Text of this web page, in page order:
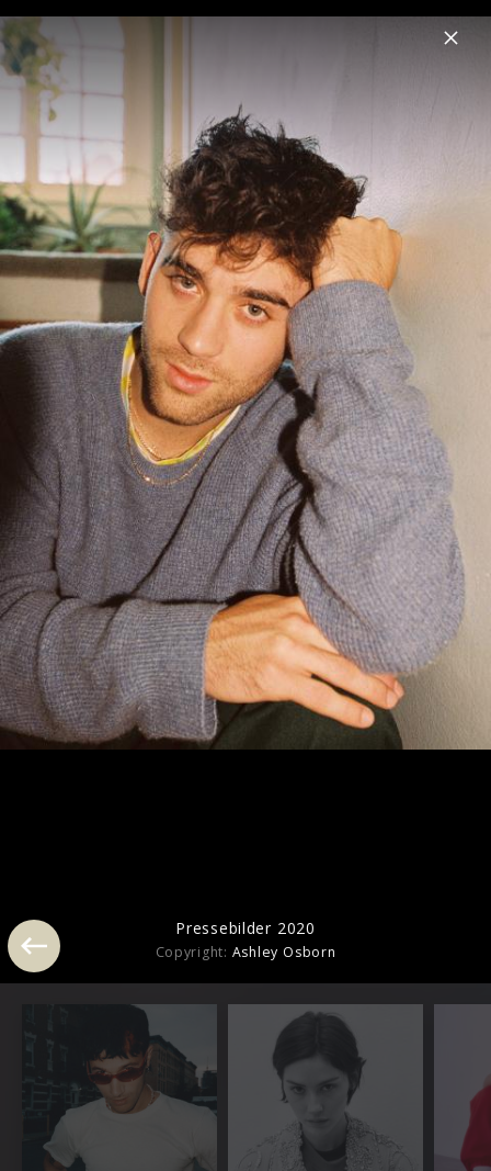
Menu
Alexander 23
Home News Musik Videos Fotos
Pressebilder 2022
Pressebilder 2020
Ähnliche Künstler wie Alexander 23
Pressebilder 2020
Copyright: Ashley Osborn